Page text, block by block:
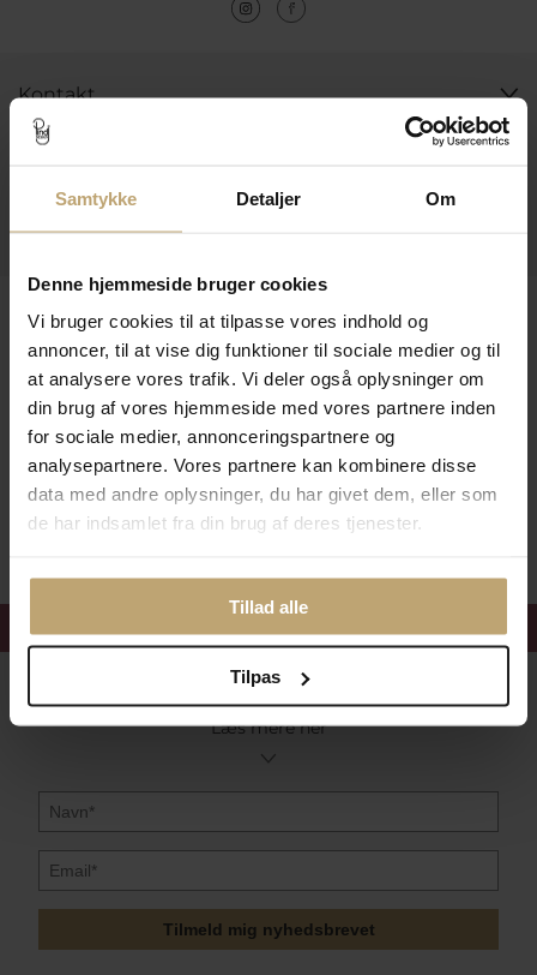
Samtykke Detaljer Om
Denne hjemmeside bruger cookies
Vi bruger cookies til at tilpasse vores indhold og
annoncer, til at vise dig funktioner til sociale medier og til
at analysere vores trafik. Vi deler også oplysninger om
din brug af vores hjemmeside med vores partnere inden
for sociale medier, annonceringspartnere og
analysepartnere. Vores partnere kan kombinere disse
data med andre oplysninger, du har givet dem, eller som
de har indsamlet fra din brug af deres tjenester.
Tillad alle
Tilpas
Kontakt
Åbningstider I Butikken
Information
Praktiske Sider
Betalingsmuligheder
Sikker Og Tryg E-Handel
Få 15%velkomstrabat
Følg med i vores nyhedsbrev
Læs mere her
Tilmeld mig nyhedsbrevet